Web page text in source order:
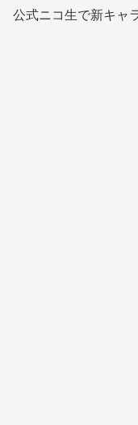
公式ニコ生で新キャ